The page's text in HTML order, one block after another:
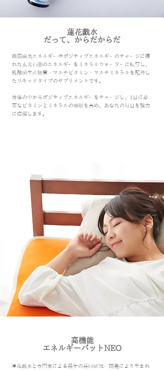
蓮花戯水
​だって、からだからだ
​微弱磁気エネルギーやポジティブエネルギーのチャージに優
れた玄光石Ⓡのエネルギーをミネラルウォーターに転写し、
乳酸菌生産物質・マルチビタミン・マルチミネラルを配合し
たリキッドタイプのサプリメントです。
​身体の中からポジティブエネルギーをチャージし、1日に必
要なビタミンとミネラルの吸収を高め、あなたの毎日を強力
に応援します。
高機能
​エネルギーパットNEO
​蓮花戯水と専門家による長年の共同研究・開発により生まれ